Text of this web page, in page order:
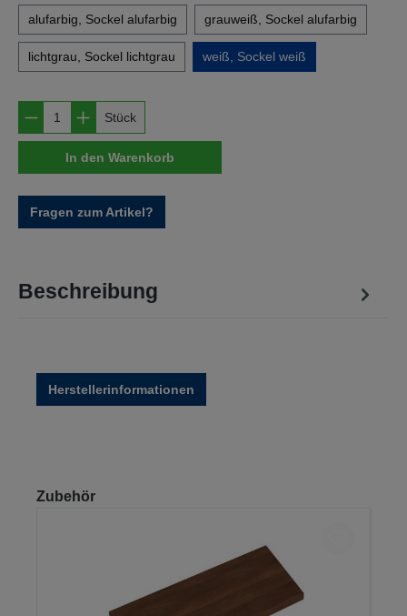
alufarbig, Sockel alufarbig grauweiß, Sockel alufarbig
lichtgrau, Sockel lichtgrau weiß, Sockel weiß
Produkt Anzahl: Gib den gewünschten
Stück
In den Warenkorb
Fragen zum Artikel?
Beschreibung
Herstellerinformationen
Produktgalerie überspringen
Zubehör